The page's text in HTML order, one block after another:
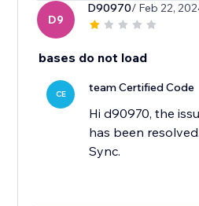
D9
D90970/ Feb 22,
bases do not load
CE team Certified Code
Hi d90970, the
has been
Sync.